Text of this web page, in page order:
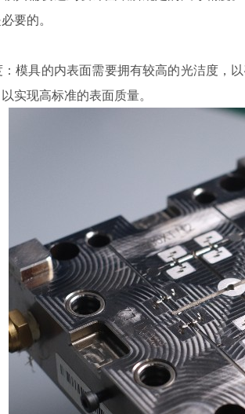
要的。
模具的内表面需要拥有较高的光洁度，
实现高标准的表面质量。